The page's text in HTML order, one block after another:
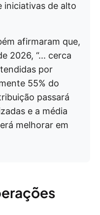
iniciativas de alto
afirmaram que,
2026, “... cerca
por
55% do
passará
e a média
melhorar em